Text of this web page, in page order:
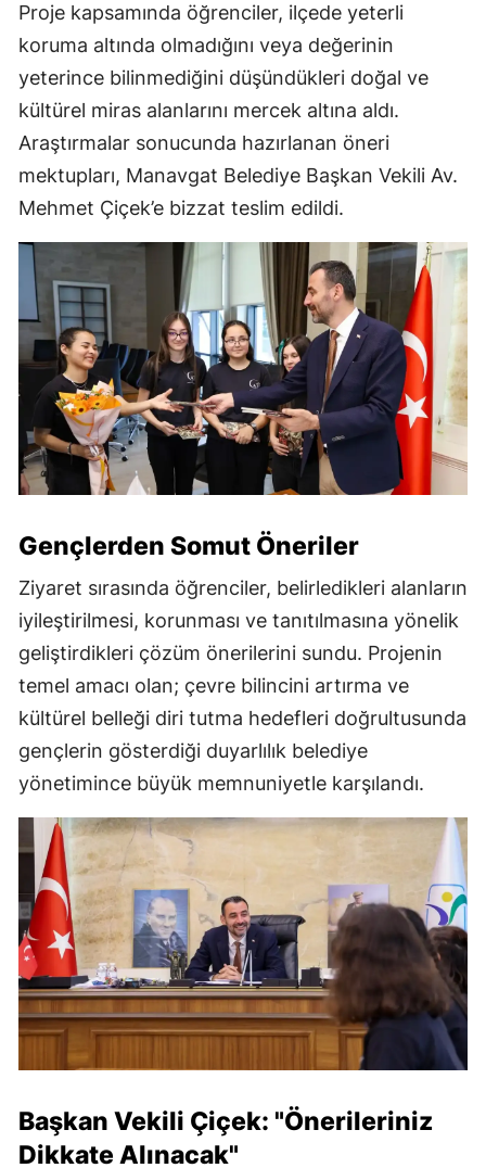
Proje kapsamında öğrenciler, ilçede yeterli
koruma altında olmadığını veya değerinin
yeterince bilinmediğini düşündükleri doğal ve
kültürel miras alanlarını mercek altına aldı.
Araştırmalar sonucunda hazırlanan öneri
mektupları, Manavgat Belediye Başkan Vekili Av.
Mehmet Çiçek’e bizzat teslim edildi.
Gençlerden Somut Öneriler
Ziyaret sırasında öğrenciler, belirledikleri alanların
iyileştirilmesi, korunması ve tanıtılmasına yönelik
geliştirdikleri çözüm önerilerini sundu. Projenin
temel amacı olan; çevre bilincini artırma ve
kültürel belleği diri tutma hedefleri doğrultusunda
gençlerin gösterdiği duyarlılık belediye
yönetimince büyük memnuniyetle karşılandı.
Başkan Vekili Çiçek: "Önerileriniz
Dikkate Alınacak"